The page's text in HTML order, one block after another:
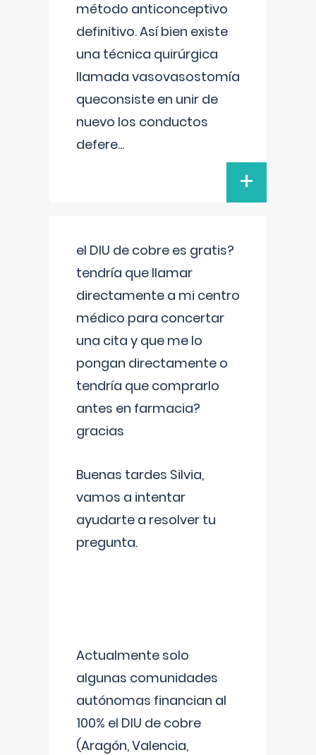
método anticonceptivo
definitivo. Así bien existe
una técnica quirúrgica
llamada vasovasostomía
queconsiste en unir de
nuevo los conductos
defere...
+
el DIU de cobre es gratis?
tendría que llamar
directamente a mi centro
médico para concertar
una cita y que me lo
pongan directamente o
tendría que comprarlo
antes en farmacia?
gracias
Buenas tardes Silvia,
vamos a intentar
ayudarte a resolver tu
pregunta.
Actualmente solo
algunas comunidades
autónomas financian al
100% el DIU de cobre
(Aragón, Valencia,